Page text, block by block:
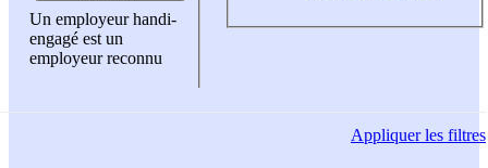
Un employeur handi-
engagé est un
employeur reconnu
Appliquerles filtres